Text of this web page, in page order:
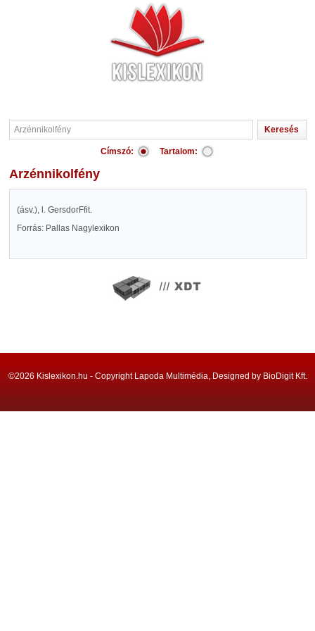
Címszó: Tartalom:
Arzénnikolfény
(ásv.), l. GersdorFfit.
Forrás: Pallas Nagylexikon
©2026 Kislexikon.hu - Copyright Lapoda Multimédia, Designed by BioDigit Kft.